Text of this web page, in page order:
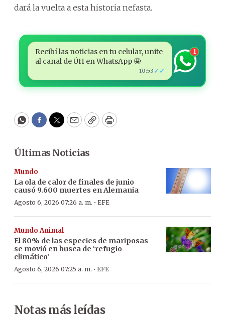
dará la vuelta a esta historia nefasta.
Recibí las noticias en tu celular, unite
al canal de ÚH en WhatsApp 🤩
10:53 ✓✓
1
WhatsApp
Facebook
Twitter
EmailCopyPrint
Últimas Noticias
Mundo
La ola de calor de finales de junio
causó 9.600 muertes en Alemania
Agosto 6, 2026 07:26 a. m. · EFE
Mundo Animal
El 80% de las especies de mariposas
se movió en busca de ‘refugio
climático’
Agosto 6, 2026 07:25 a. m. · EFE
Notas más leídas